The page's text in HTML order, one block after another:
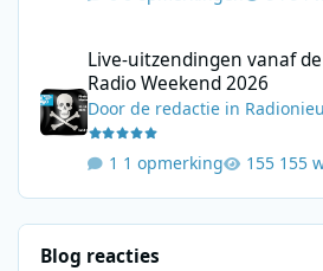
Live-uitzendingen vanaf
Radio Weekend 2026
Doorde redactie in
1 opmerking 155
Blog reacties